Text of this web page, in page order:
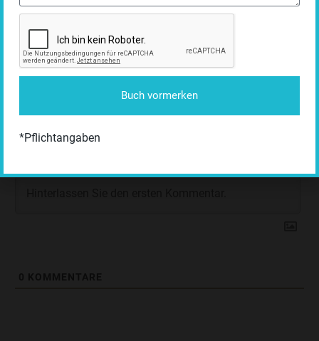
Beitragsbewertung
Buch vormerken
*Pflichtangaben